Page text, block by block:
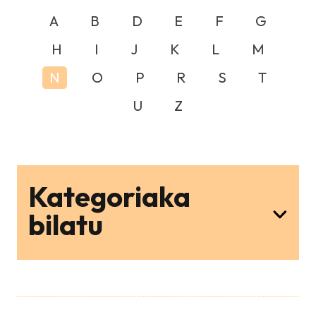
A B D E F
G
H
I J K L
M
N
O P R S
T
U
Z
Kategoriaka
bilatu